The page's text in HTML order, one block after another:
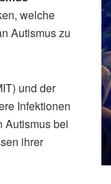
welche
Autismus zu
und der
Infektionen
Autismus bei
ihrer